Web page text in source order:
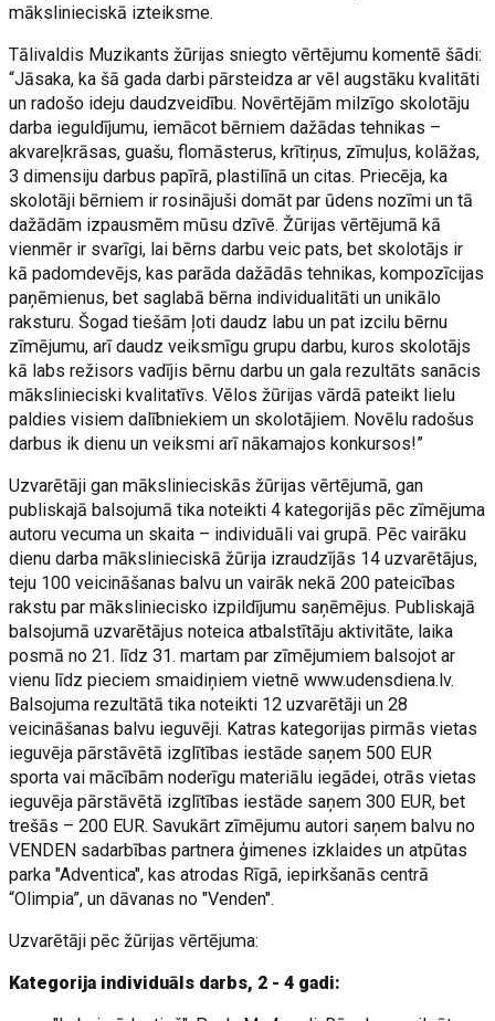
mākslinieciskā izteiksme.
Tālivaldis Muzikants žūrijas sniegto vērtējumu komentē šādi:
“Jāsaka, ka šā gada darbi pārsteidza ar vēl augstāku kvalitāti
un radošo ideju daudzveidību. Novērtējām milzīgo skolotāju
darba ieguldījumu, iemācot bērniem dažādas tehnikas –
akvareļkrāsas, guašu, flomāsterus, krītiņus, zīmuļus, kolāžas,
3 dimensiju darbus papīrā, plastilīnā un citas. Priecēja, ka
skolotāji bērniem ir rosinājuši domāt par ūdens nozīmi un tā
dažādām izpausmēm mūsu dzīvē. Žūrijas vērtējumā kā
vienmēr ir svarīgi, lai bērns darbu veic pats, bet skolotājs ir
kā padomdevējs, kas parāda dažādās tehnikas, kompozīcijas
paņēmienus, bet saglabā bērna individualitāti un unikālo
raksturu. Šogad tiešām ļoti daudz labu un pat izcilu bērnu
zīmējumu, arī daudz veiksmīgu grupu darbu, kuros skolotājs
kā labs režisors vadījis bērnu darbu un gala rezultāts sanācis
mākslinieciski kvalitatīvs. Vēlos žūrijas vārdā pateikt lielu
paldies visiem dalībniekiem un skolotājiem. Novēlu radošus
darbus ik dienu un veiksmi arī nākamajos konkursos!”
Uzvarētāji gan mākslinieciskās žūrijas vērtējumā, gan
publiskajā balsojumā tika noteikti 4 kategorijās pēc zīmējuma
autoru vecuma un skaita – individuāli vai grupā. Pēc vairāku
dienu darba mākslinieciskā žūrija izraudzījās 14 uzvarētājus,
teju 100 veicināšanas balvu un vairāk nekā 200 pateicības
rakstu par māksliniecisko izpildījumu saņēmējus. Publiskajā
balsojumā uzvarētājus noteica atbalstītāju aktivitāte, laika
posmā no 21. līdz 31. martam par zīmējumiem balsojot ar
vienu līdz pieciem smaidiņiem vietnē www.udensdiena.lv.
Balsojuma rezultātā tika noteikti 12 uzvarētāji un 28
veicināšanas balvu ieguvēji. Katras kategorijas pirmās vietas
ieguvēja pārstāvētā izglītības iestāde saņem 500 EUR
sporta vai mācībām noderīgu materiālu iegādei, otrās vietas
ieguvēja pārstāvētā izglītības iestāde saņem 300 EUR, bet
trešās – 200 EUR. Savukārt zīmējumu autori saņem balvu no
VENDEN sadarbības partnera ģimenes izklaides un atpūtas
parka "Adventica", kas atrodas Rīgā, iepirkšanās centrā
“Olimpia”, un dāvanas no "Venden".
Uzvarētāji pēc žūrijas vērtējuma:
Kategorija individuāls darbs, 2 - 4 gadi: